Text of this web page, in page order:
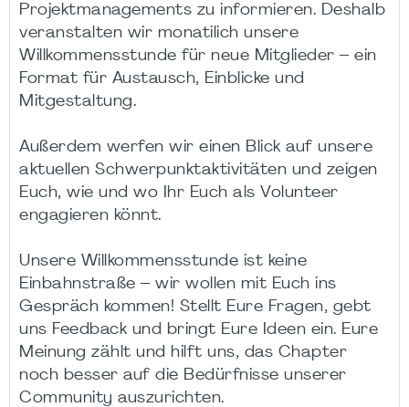
Projektmanagements zu informieren. Deshalb
veranstalten wir monatilich unsere
Willkommensstunde für neue Mitglieder – ein
Format für Austausch, Einblicke und
Mitgestaltung.
Außerdem werfen wir einen Blick auf unsere
aktuellen Schwerpunktaktivitäten und zeigen
Euch, wie und wo Ihr Euch als Volunteer
engagieren könnt.
Unsere Willkommensstunde ist keine
Einbahnstraße – wir wollen mit Euch ins
Gespräch kommen! Stellt Eure Fragen, gebt
uns Feedback und bringt Eure Ideen ein. Eure
Meinung zählt und hilft uns, das Chapter
noch besser auf die Bedürfnisse unserer
Community auszurichten.